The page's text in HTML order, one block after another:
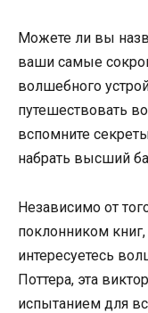
Можете ли вы
ваши самые
волшебного
путешествовать
вспомните
набрать высший
Независимо от
поклонником
интересуетесь
Поттера, эта
испытанием для